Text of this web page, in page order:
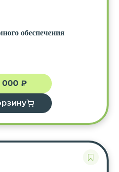
обеспечения
000 ₽